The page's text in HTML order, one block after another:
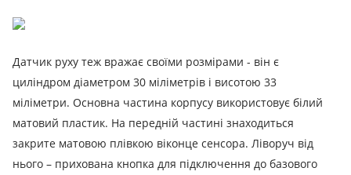
Датчик руху теж вражає своїми розмірами - він є
циліндром діаметром 30 міліметрів і висотою 33
міліметри. Основна частина корпусу використовує білий
матовий пластик. На передній частині знаходиться
закрите матовою плівкою віконце сенсора. Ліворуч від
нього – прихована кнопка для підключення до базового